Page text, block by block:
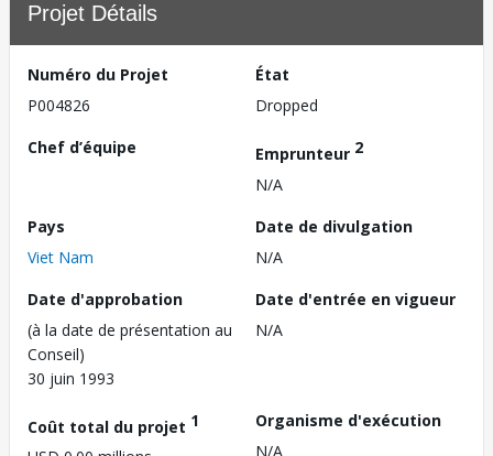
Projet Détails
Numéro du Projet
P004826
État
Dropped
Chef d’équipe
Emprunteur 2
N/A
Pays
Viet Nam
Date de divulgation
N/A
Date d'approbation
(à la date de présentation au
Conseil)
30 juin 1993
Date d'entrée en vigueur
N/A
Coût total du projet 1
Organisme d'exécution
N/A